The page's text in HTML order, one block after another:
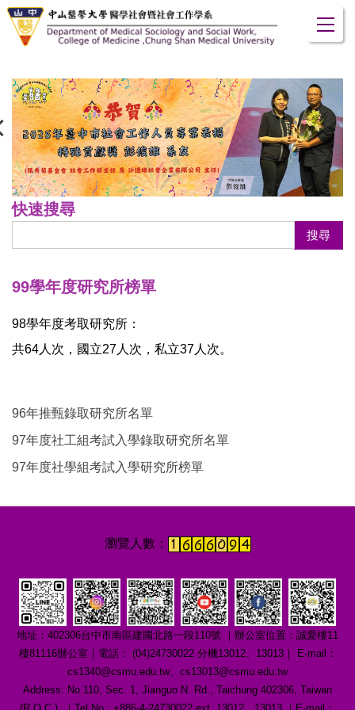
跳
到
內
容
區
快速搜尋
搜尋
99學年度研究所榜單
98學年度考取研究所：
共64人次，國立27人次，私立37人次。
96年推甄錄取研究所名單
97年度社工組考試入學錄取研究所名單
97年度社學組考試入學研究所榜單
地址：402306台中市南區建國北路一段110號 ｜辦公室位置：誠愛樓11
樓81116辦公室｜電話： (04)24730022 分機13012、13013｜ E-mail：
cs1340@csmu.edu.tw、cs13013@csmu.edu.tw
Address: No.110, Sec. 1, Jianguo N. Rd., Taichung 402306, Taiwan